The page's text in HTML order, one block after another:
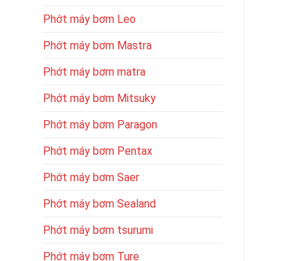
Phớt máy bơm Leo
Phớt máy bơm Mastra
Phớt máy bơm matra
Phớt máy bơm Mitsuky
Phớt máy bơm Paragon
Phớt máy bơm Pentax
Phớt máy bơm Saer
Phớt máy bơm Sealand
Phớt máy bơm tsurumi
Phớt máy bơm Ture